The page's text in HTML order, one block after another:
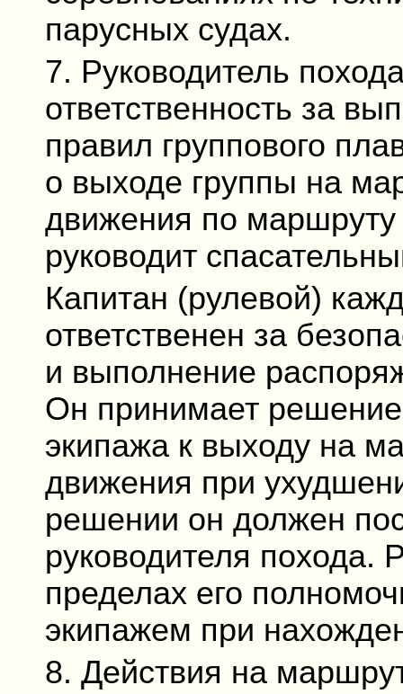
парусных судах.
7. Руководитель
ответственность за
правил группового
о выходе группы на
движения по
руководит
Капитан (рулевой)
ответственен за
и выполнение
Он принимает решение
экипажа к выходу на
движения при
решении он должен
руководителя похода.
пределах его
экипажем при
8. Действия на